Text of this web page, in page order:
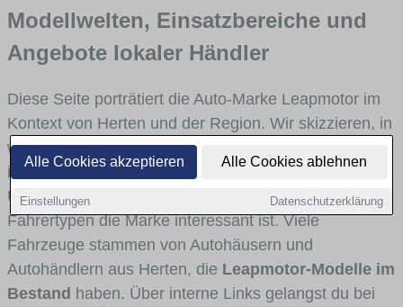
Alle Cookies akzeptieren Alle Cookies ablehnen
Einstellungen Datenschutzerklärung
Modellwelten, Einsatzbereiche und
Angebote lokaler Händler
Diese Seite porträtiert die Auto-Marke Leapmotor im
Kontext von Herten und der Region. Wir skizzieren, in
welchen Fahrzeugklassen Leapmotor stark vertreten
ist, welche Modellreihen häufig im Stadt- und
Umlandverkehr zu sehen sind und für welche
Fahrertypen die Marke interessant ist. Viele
Fahrzeuge stammen von Autohäusern und
Autohändlern aus Herten, die Leapmotor-Modelle im
Bestand haben. Über interne Links gelangst du bei